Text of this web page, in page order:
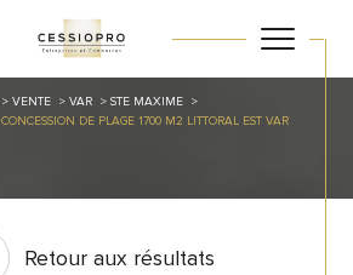
VENTE VAR
STE MAXIME
CONCESSION DE PLAGE 1700 M2 LITTORAL EST VAR
Retour aux résultats